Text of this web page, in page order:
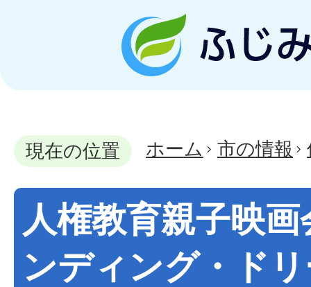
現在の位置 ホーム 市の情報
人権教育親子映
ンディング・ド